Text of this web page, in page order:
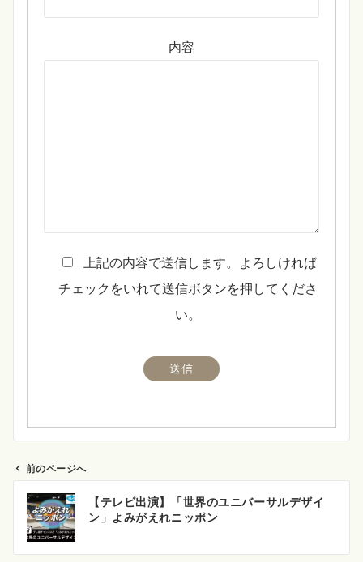
内容
上記の内容で送信します。よろしければ
チェックをいれて送信ボタンを押してくださ
い。
ビ
前のページへ
【テレビ出演】「世界のユニバーサルデザイ
ン」よみがえれニッポン